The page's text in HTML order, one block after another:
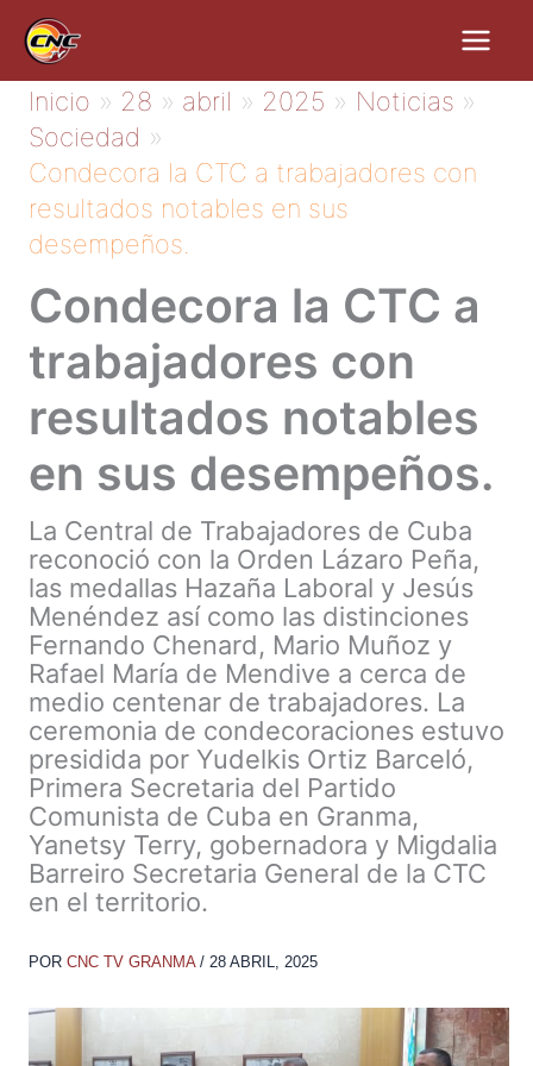
contenido
Inicio 28 abril 2025
Noticias
Sociedad
Condecora la CTC a trabajadores con
resultados notables en sus
desempeños.
Condecora la CTC a
trabajadores con
resultados notables
en sus desempeños.
La Central de Trabajadores de Cuba
reconoció con la Orden Lázaro Peña,
las medallas Hazaña Laboral y Jesús
Menéndez así como las distinciones
Fernando Chenard, Mario Muñoz y
Rafael María de Mendive a cerca de
medio centenar de trabajadores. La
ceremonia de condecoraciones estuvo
presidida por Yudelkis Ortiz Barceló,
Primera Secretaria del Partido
Comunista de Cuba en Granma,
Yanetsy Terry, gobernadora y Migdalia
Barreiro Secretaria General de la CTC
en el territorio.
POR CNC TV GRANMA / 28 ABRIL, 2025